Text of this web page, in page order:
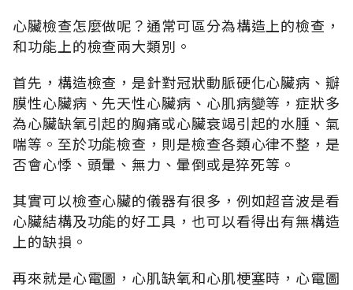
心臟檢查怎麼做呢？通常可區分為構造上的檢查，
和功能上的檢查兩大類別。
首先，構造檢查，是針對冠狀動脈硬化心臟病、瓣
膜性心臟病、先天性心臟病、心肌病變等，症狀多
為心臟缺氧引起的胸痛或心臟衰竭引起的水腫、氣
喘等。至於功能檢查，則是檢查各類心律不整，是
否會心悸、頭暈、無力、暈倒或是猝死等。
其實可以檢查心臟的儀器有很多，例如超音波是看
心臟結構及功能的好工具，也可以看得出有無構造
上的缺損。
再來就是心電圖，心肌缺氧和心肌梗塞時，心電圖